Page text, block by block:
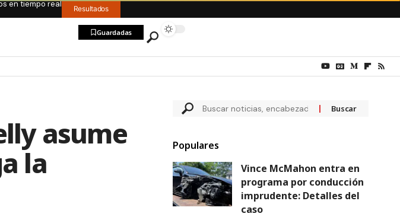
en tiempo real Resultados
Guardadas
asume
la
Populares
Vince McMahon entra en
programa por conducción
imprudente: Detalles del
caso